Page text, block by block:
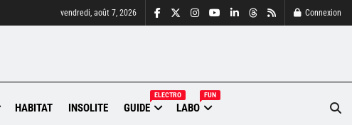
vendredi, août 7, 2026 Connexion
HABITAT INSOLITE GUIDE
ELECTRO
LABO
FUN